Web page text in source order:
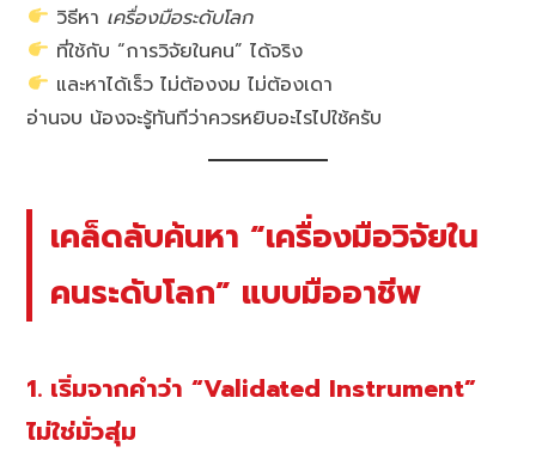
วิธีหา เครื่องมือระดับโลก
ที่ใช้กับ “การวิจัยในคน” ได้จริง
และหาได้เร็ว ไม่ต้องงม ไม่ต้องเดา
อ่านจบ น้องจะรู้ทันทีว่าควรหยิบอะไรไปใช้ครับ
เคล็ดลับค้นหา “เครื่องมือวิจัยใน
คนระดับโลก” แบบมืออาชีพ
1. เริ่มจากคำว่า “Validated Instrument”
ไม่ใช่มั่วสุ่ม